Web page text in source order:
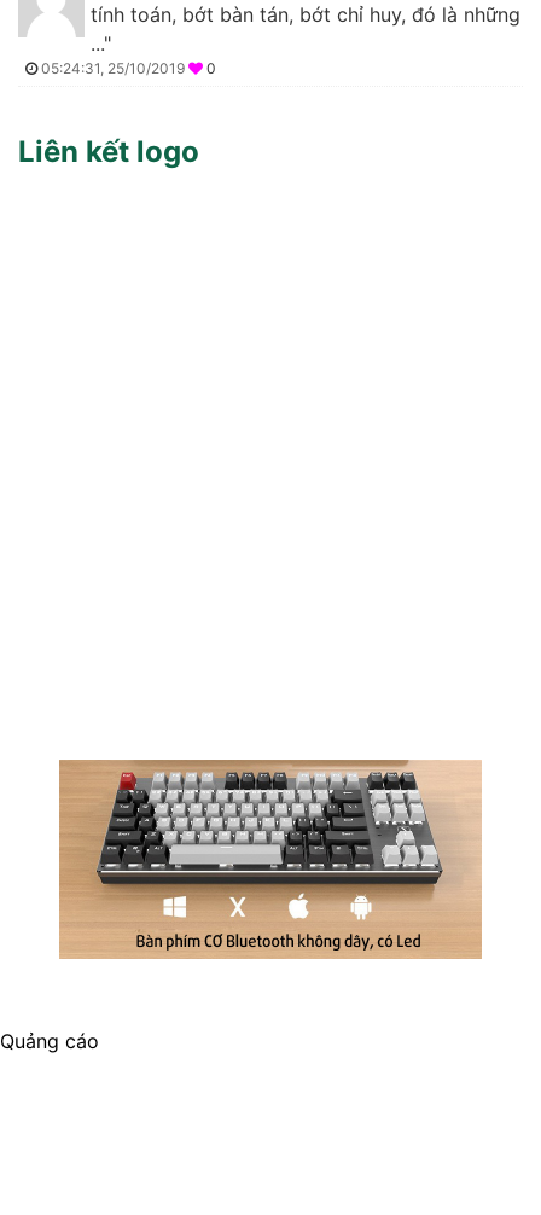
tính toán, bớt bàn tán, bớt chỉ huy, đó là những
..."
05:24:31, 25/10/2019 0
Liên kết logo
Quảng cáo